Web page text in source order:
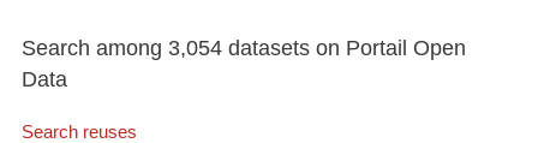
Search among 3,054 datasets on Portail Open
Data
Search reuses